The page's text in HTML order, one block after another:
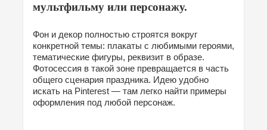
мультфильму или персонажу.
Фон и декор полностью строятся вокруг
конкретной темы: плакаты с любимыми героями,
тематические фигуры, реквизит в образе.
Фотосессия в такой зоне превращается в часть
общего сценария праздника. Идею удобно
искать на Pinterest — там легко найти примеры
оформления под любой персонаж.